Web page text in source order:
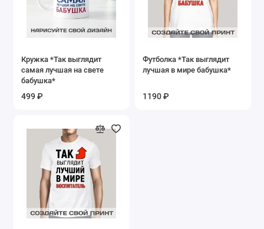
Кружка *Так выглядит
самая лучшая на свете
бабушка*
499 ₽
Футболка *Так выглядит
лучшая в мире бабушка*
1190 ₽